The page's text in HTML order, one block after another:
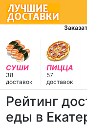
СУШИ
38
доставок
ПИЦЦА
57
доставок
Рейтинг
еды в